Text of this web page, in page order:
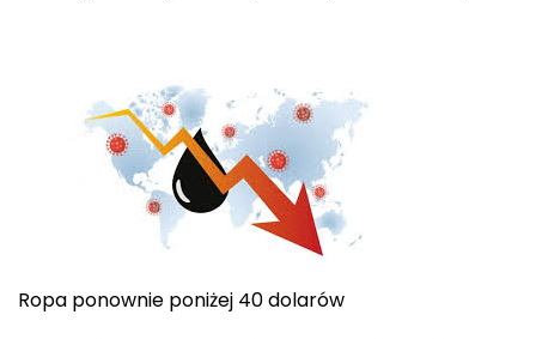
Ropa ponownie poniżej 40 dolarów